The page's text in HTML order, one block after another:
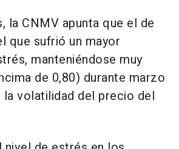
la CNMV apunta que el de
que sufrió un mayor
manteniéndose muy
de 0,80) durante marzo
la volatilidad del precio del